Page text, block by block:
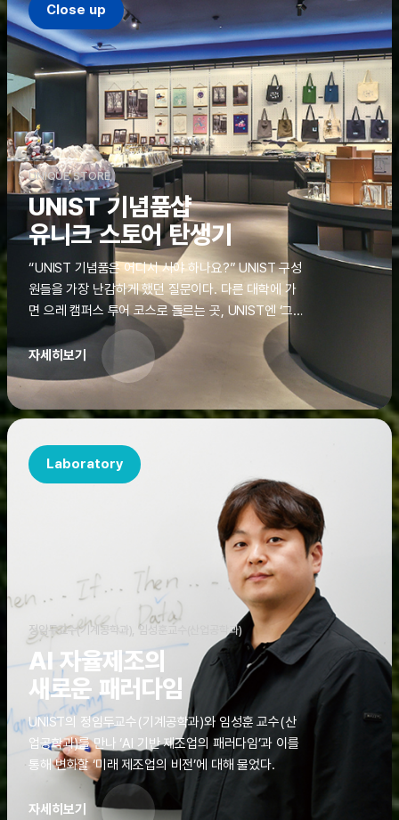
Close up
UNIQUE STORE
UNIST 기념품샵
유니크 스토어 탄생기
“UNIST 기념품은 어디서 사야 하나요?” UNIST 구성
원들을 가장 난감하게 했던 질문이다. 다른 대학에 가
면 으레 캠퍼스 투어 코스로 들르는 곳, UNIST엔 ‘그
것’이 없었다. 학교 탐방을 왔던 고등학생도, 자녀를 방
문하러 온 학부모도 빈손으로 돌려보내야 했던 아쉬움
을 달래줄 공간이 ‘유니크 스토어(UNIQUE
STORE)’라는 이름으로 지난해 11월 문을 열었다.
자세히보기
Laboratory
정임두교수(기계공학과), 임성훈교수(산업공학과)
AI 자율제조의
새로운 패러다임
UNIST의 정임두교수(기계공학과)와 임성훈 교수(산
업공학과)를 만나 ‘AI 기반 제조업의 패러다임’과 이를
통해 변화할 ‘미래 제조업의 비전’에 대해 물었다.
자세히보기